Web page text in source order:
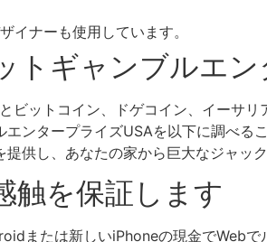
イナーも使用しています。
トギャンブルエ
ビットコイン、ドゲコイン、イーサ
ンタープライズUSAを以下に調べる
供し、あなたの家から巨大なジャッ
触を保証します
または新しいiPhoneの現金でWeb